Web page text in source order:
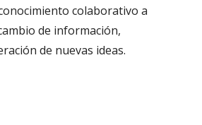
colaborativo a
de información,
de nuevas ideas.